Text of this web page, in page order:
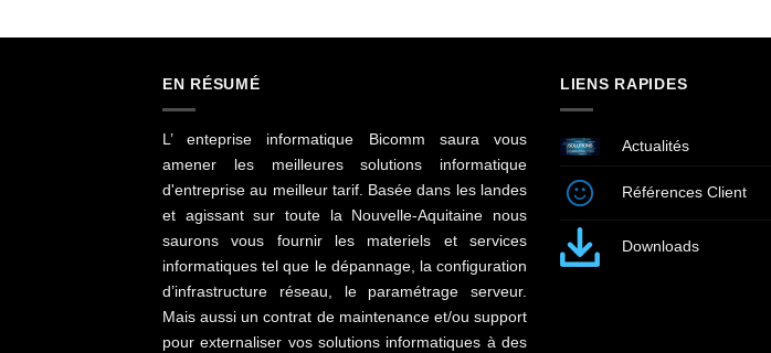
EN RÉSUMÉ
L’ enteprise informatique Bicomm saura vous
amener les meilleures solutions informatique
d'entreprise au meilleur tarif. Basée dans les landes
et agissant sur toute la Nouvelle-Aquitaine nous
saurons vous fournir les materiels et services
informatiques tel que le dépannage, la configuration
d’infrastructure réseau, le paramétrage serveur.
Mais aussi un contrat de maintenance et/ou support
pour externaliser vos solutions informatiques à des
LIENS RAPIDES
Actualités
Références Client
Downloads